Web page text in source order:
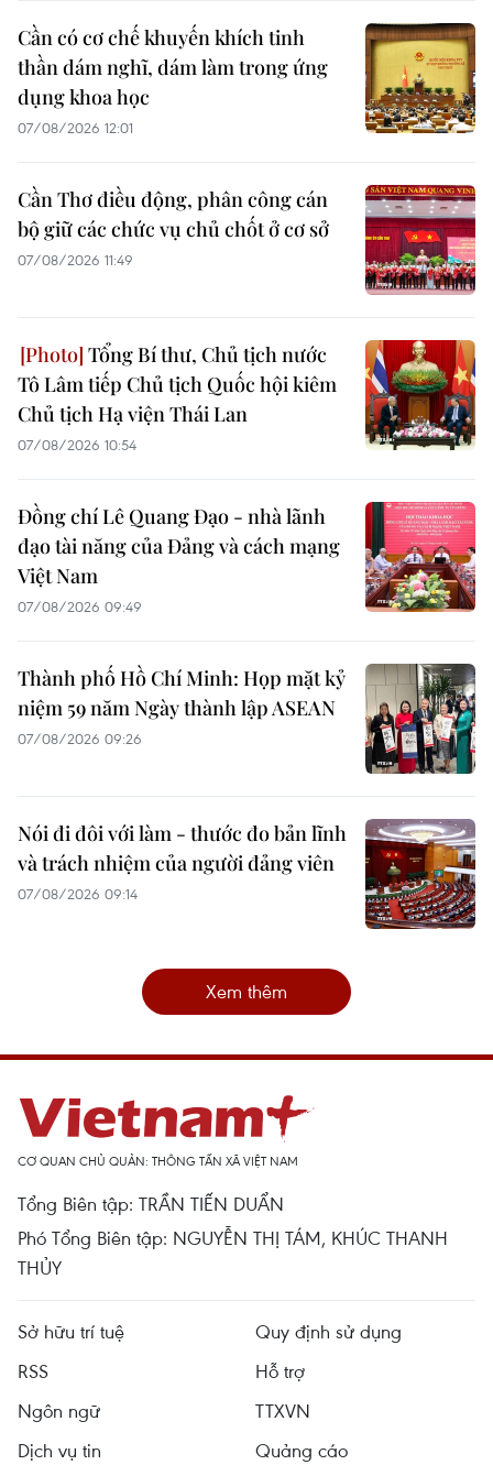
Cần có cơ chế khuyến khích tinh
thần dám nghĩ, dám làm trong ứng
dụng khoa học
07/08/2026 12:01
Cần Thơ điều động, phân công cán
bộ giữ các chức vụ chủ chốt ở cơ sở
07/08/2026 11:49
Tổng Bí thư, Chủ tịch nước
Tô Lâm tiếp Chủ tịch Quốc hội kiêm
Chủ tịch Hạ viện Thái Lan
07/08/2026 10:54
Đồng chí Lê Quang Đạo - nhà lãnh
đạo tài năng của Đảng và cách mạng
Việt Nam
07/08/2026 09:49
Thành phố Hồ Chí Minh: Họp mặt kỷ
niệm 59 năm Ngày thành lập ASEAN
07/08/2026 09:26
Nói đi đôi với làm - thước đo bản lĩnh
và trách nhiệm của người đảng viên
07/08/2026 09:14
Xem thêm
CƠ QUAN CHỦ QUẢN: THÔNG TẤN XÃ VIỆT NAM
Tổng Biên tập: TRẦN TIẾN DUẨN
Phó Tổng Biên tập: NGUYỄN THỊ TÁM, KHÚC THANH
THỦY
Sở hữu trí tuệ
Quy định sử dụng
RSS
Hỗ trợ
Ngôn ngữ
TTXVN
Dịch vụ tin
Quảng cáo